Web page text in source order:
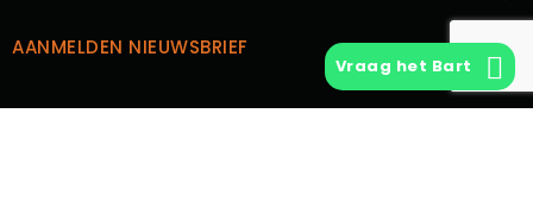
AANMELDEN NIEUWSBRIEF 
Vraag het Bart